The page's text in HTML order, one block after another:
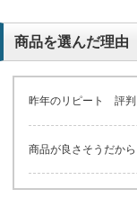
商品を選んだ理由
昨年のリピート 評判
商品が良さそうだから